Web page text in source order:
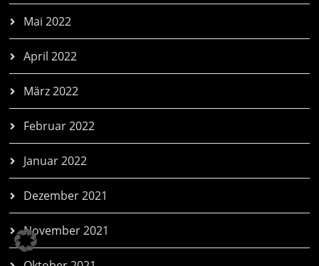
Mai 2022
April 2022
März 2022
Februar 2022
Januar 2022
Dezember 2021
November 2021